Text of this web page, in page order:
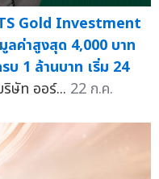
Gold Investment
ลค่าสูงสุด 4,000 บาท
บ 1 ล้านบาท เริ่ม 24
ษัท ออร์... 22 ก.ค.